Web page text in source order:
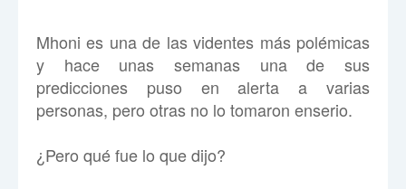
Mhoni es una de las videntes más polémicas
y hace unas semanas una de sus
predicciones puso en alerta a varias
personas, pero otras no lo tomaron enserio.
¿Pero qué fue lo que dijo?